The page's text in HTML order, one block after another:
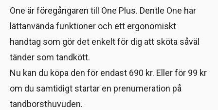
One är föregångaren till One Plus. Dentle One har
lättanvända funktioner och ett ergonomiskt
handtag som gör det enkelt för dig att sköta såväl
tänder som tandkött.
Nu kan du köpa den för endast 690 kr. Eller för 99 kr
om du samtidigt startar en prenumeration på
tandborsthuvuden.